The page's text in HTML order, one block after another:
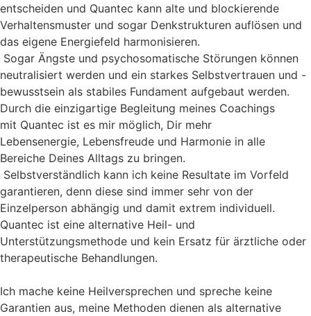
entscheiden und Quantec kann alte und blockierende
Verhaltensmuster und sogar Denkstrukturen auflösen und
das eigene Energiefeld harmonisieren.
Sogar Ängste und psychosomatische Störungen können
neutralisiert werden und ein starkes Selbstvertrauen und -
bewusstsein als stabiles Fundament aufgebaut werden.
Durch die einzigartige Begleitung meines Coachings
mit Quantec ist es mir möglich, Dir mehr
Lebensenergie, Lebensfreude und Harmonie in alle
Bereiche Deines Alltags zu bringen.
Selbstverständlich kann ich keine Resultate im Vorfeld
garantieren, denn diese sind immer sehr von der
Einzelperson abhängig und damit extrem individuell.
Quantec ist eine alternative Heil- und
Unterstützungsmethode und kein Ersatz für ärztliche oder
therapeutische Behandlungen.
Ich mache keine Heilversprechen und spreche keine
Garantien aus, meine Methoden dienen als alternative